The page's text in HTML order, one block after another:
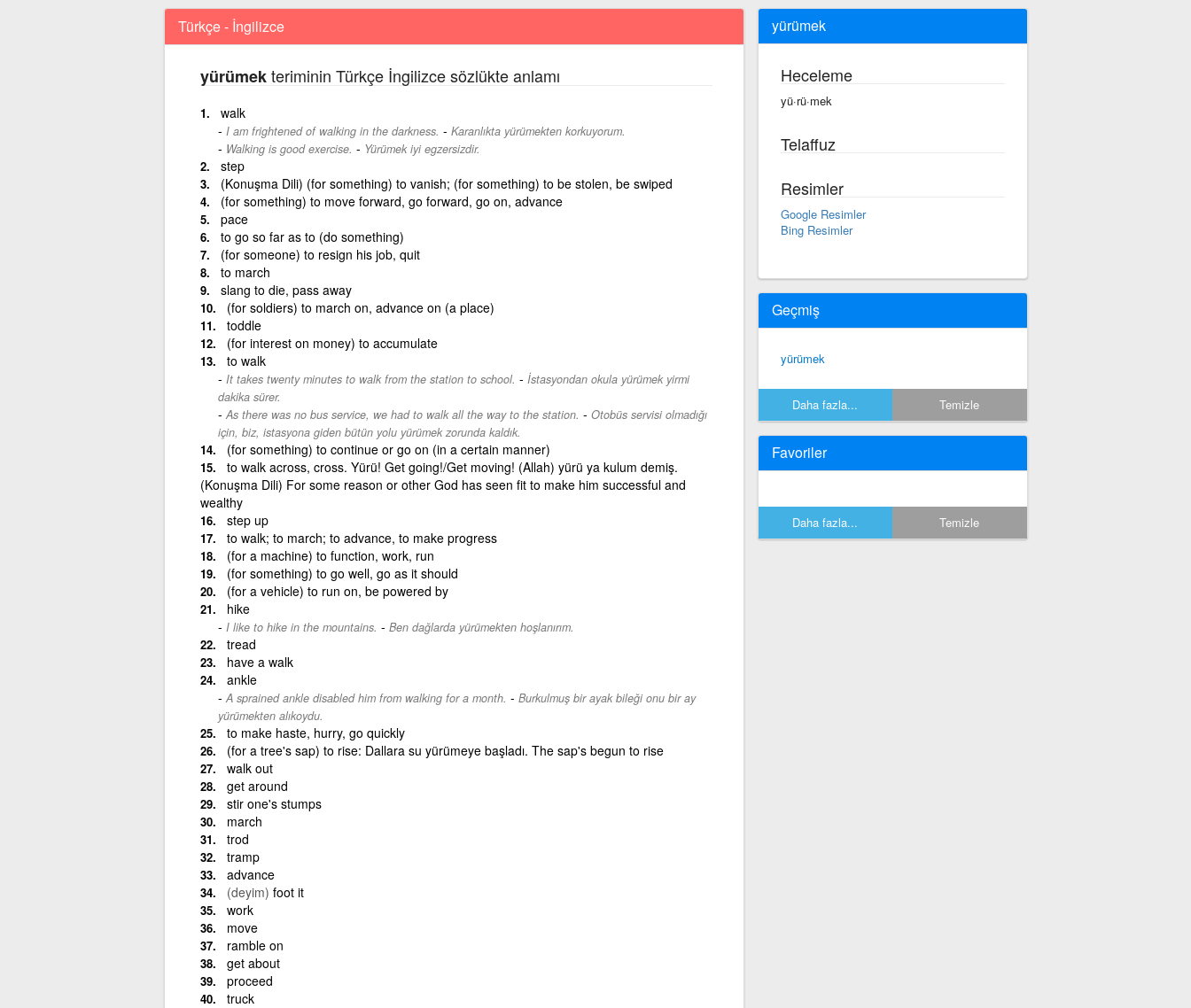
Türkçe - İngilizce
yürümekteriminin Türkçe İngilizce sözlükte anlamı
walk
I am frightened of walking in the darkness. - Karanlıkta yürümekten korkuyorum.
Walking is good exercise. - Yürümek iyi egzersizdir.
step
(Konuşma Dili) (for something) to vanish; (for something) to be stolen, be swiped
(for something) to move forward, go forward, go on, advance
pace
to go so far as to (do something)
(for someone) to resign his job, quit
to march
slang to die, pass away
(for soldiers) to march on, advance on (a place)
toddle
(for interest on money) to accumulate
to walk
It takes twenty minutes to walk from the station to school. - İstasyondan okula yürümek yirmi
dakika sürer.
As there was no bus service, we had to walk all the way to the station. - Otobüs servisi olmadığı
için, biz, istasyona giden bütün yolu yürümek zorunda kaldık.
(for something) to continue or go on (in a certain manner)
to walk across, cross. Yürü! Get going!/Get moving! (Allah) yürü ya kulum demiş.
(Konuşma Dili) For some reason or other God has seen fit to make him successful and
wealthy
step up
to walk; to march; to advance, to make progress
(for a machine) to function, work, run
(for something) to go well, go as it should
(for a vehicle) to run on, be powered by
hike
I like to hike in the mountains. - Ben dağlarda yürümekten hoşlanırım.
tread
have a walk
ankle
A sprained ankle disabled him from walking for a month. - Burkulmuş bir ayak bileği onu bir ay
yürümekten alıkoydu.
to make haste, hurry, go quickly
(for a tree's sap) to rise: Dallara su yürümeye başladı. The sap's begun to rise
walk out
get around
stir one's stumps
march
trod
tramp
advance
(deyim) foot it
work
move
ramble on
get about
proceed
truck
yürümek
Heceleme
yü·rü·mek
Telaffuz
Resimler
Google Resimler
Bing Resimler
Geçmiş
yürümek
Daha fazla... Temizle
Favoriler
Daha fazla... Temizle